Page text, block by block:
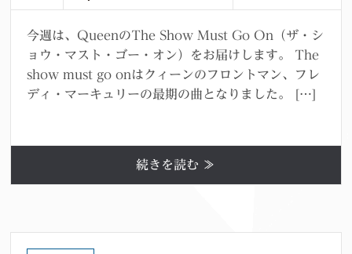
今週は、QueenのThe Show Must Go On（ザ・シ
ョウ・マスト・ゴー・オン）をお届けします。 The
show must go onはクィーンのフロントマン、フレ
ディ・マーキュリーの最期の曲となりました。 […]
続きを読む ≫